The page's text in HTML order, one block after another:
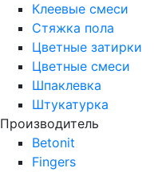
Клеевые смеси
Стяжка пола
Цветные затирки
Цветные смеси
Шпаклевка
Штукатурка
Производитель
Betonit
Fingers